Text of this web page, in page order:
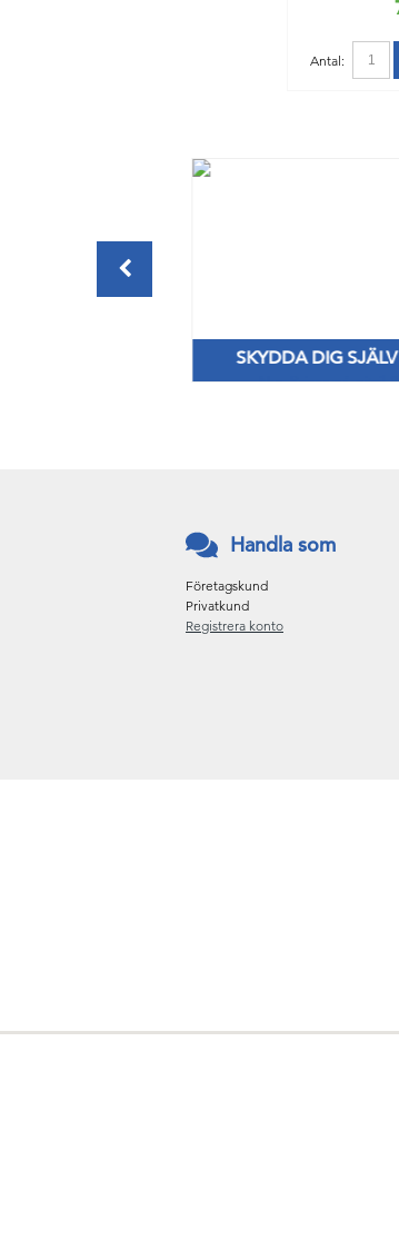
Antal:
SKYDDA DIG
Nya Priser på nitril
Handla som
Företagskund
Privatkund
Registrera konto